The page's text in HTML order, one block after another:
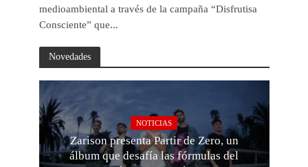
medioambiental a través de la campaña “Disfrutisa
Consciente” que...
Novedades
NOTICIAS
Zarison presenta Partir de Zero, un
álbum que desafía las fórmulas del